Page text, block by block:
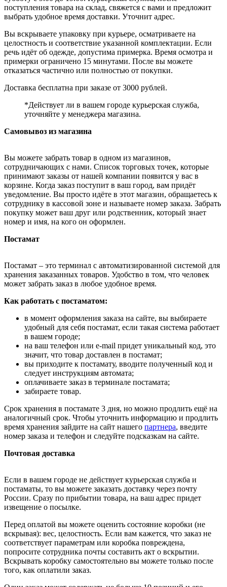
поступления товара на склад, свяжется с вами и предложит
выбрать удобное время доставки. Уточнит адрес.
Вы вскрываете упаковку при курьере, осматриваете на
целостность и соответствие указанной комплектации. Если
речь идёт об одежде, допустима примерка. Время осмотра и
примерки ограничено 15 минутами. После вы можете
отказаться частично или полностью от покупки.
Доставка бесплатна при заказе от 3000 рублей.
*Действует ли в вашем городе курьерская служба,
уточняйте у менеджера магазина.
Самовывоз из магазина
Вы можете забрать товар в одном из магазинов,
сотрудничающих с нами. Список торговых точек, которые
принимают заказы от нашей компании появится у вас в
корзине. Когда заказ поступит в ваш город, вам придёт
уведомление. Вы просто идёте в этот магазин, обращаетесь к
сотруднику в кассовой зоне и называете номер заказа. Забрать
покупку может ваш друг или родственник, который знает
номер и имя, на кого он оформлен.
Постамат
Постамат – это терминал с автоматизированной системой для
хранения заказанных товаров. Удобство в том, что человек
может забрать заказ в любое удобное время.
Как работать с постаматом:
в момент оформления заказа на сайте, вы выбираете
удобный для себя постамат, если такая система работает
в вашем городе;
на ваш телефон или e-mail придет уникальный код, это
значит, что товар доставлен в постамат;
вы приходите к постамату, вводите полученный код и
следует инструкциям автомата;
оплачиваете заказ в терминале постамата;
забираете товар.
Срок хранения в постамате 3 дня, но можно продлить ещё на
аналогичный срок. Чтобы уточнить информацию и продлить
время хранения зайдите на сайт нашего партнера, введите
номер заказа и телефон и следуйте подсказкам на сайте.
Почтовая доставка
Если в вашем городе не действует курьерская служба и
постаматы, то вы можете заказать доставку через почту
России. Сразу по прибытии товара, на ваш адрес придет
извещение о посылке.
Перед оплатой вы можете оценить состояние коробки (не
вскрывая): вес, целостность. Если вам кажется, что заказ не
соответствует параметрам или коробка повреждена,
попросите сотрудника почты составить акт о вскрытии.
Вскрывать коробку самостоятельно вы можете только после
того, как оплатили заказ.